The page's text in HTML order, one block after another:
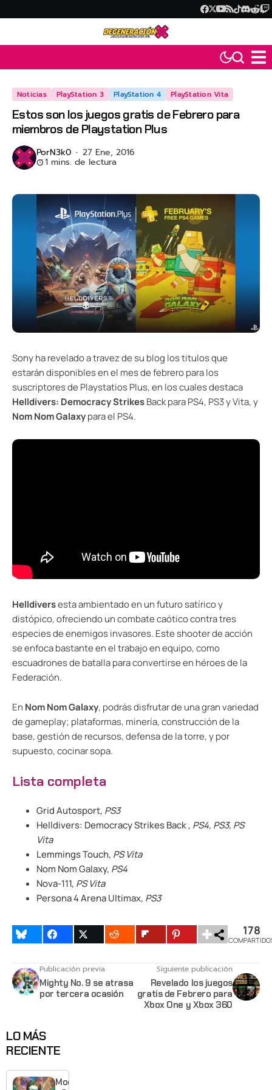
Noticias PlayStation 3 PlayStation 4 PlayStation Vita
Estos son los juegos gratis de Febrero para
miembros de Playstation Plus
PorN3k0 27 Ene, 2016
1 mins. de lectura
Sony ha revelado a travez de su blog los titulos que
estarán disponibles en el mes de febrero para los
suscriptores de Playstatios Plus, en los cuales destaca
Helldivers: Democracy StrikesBack para PS4, PS3 y Vita, y
Nom Nom Galaxypara el PS4.
Helldiversesta ambientado en un futuro satírico y
distópico, ofreciendo un combate caótico contra tres
especies de enemigos invasores. Este shooter de acción
se enfoca bastante en el trabajo en equipo, como
escuadrones de batalla para convertirse en héroes de la
Federación.
En Nom Nom Galaxy, podrás disfrutar de una gran variedad
de gameplay; plataformas, minería, construcción de la
base, gestión de recursos, defensa de la torre, y por
supuesto, cocinar sopa.
Lista completa
Grid Autosport, PS3
Helldivers: Democracy Strikes Back , PS4, PS3, PS
Vita
Lemmings Touch, PS Vita
Nom Nom Galaxy, PS4
Nova-111, PS Vita
Persona 4 Arena Ultimax, PS3
178
Publicación previa
Mighty No. 9 se atrasa
por tercera ocasión
Siguiente publicación
Revelado los juegos
gratis de Febrero para
Xbox One y Xbox 360
LO MÁS
RECIENTE
Moonlighte